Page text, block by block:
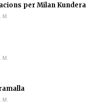
per Milan Kundera